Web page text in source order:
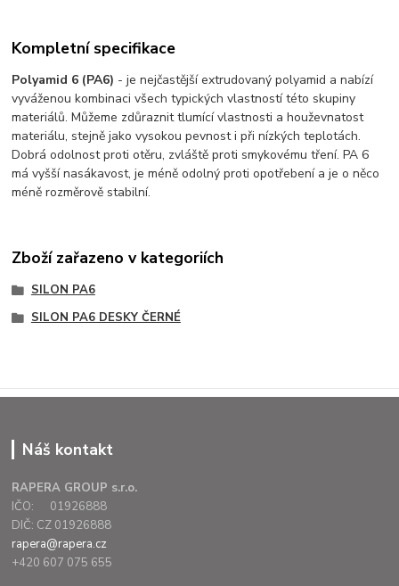
Kompletní specifikace
Polyamid 6 (PA6) - je nejčastější extrudovaný polyamid a nabízí
vyváženou kombinaci všech typických vlastností této skupiny
materiálů. Můžeme zdůraznit tlumící vlastnosti a houževnatost
materiálu, stejně jako vysokou pevnost i při nízkých teplotách.
Dobrá odolnost proti otěru, zvláště proti smykovému tření. PA 6
má vyšší nasákavost, je méně odolný proti opotřebení a je o něco
méně rozměrově stabilní.
Zboží zařazeno v kategoriích
SILON PA6
SILON PA6 DESKY ČERNÉ
Náš kontakt
RAPERA GROUP s.r.o.
IČO: 01926888
DIČ: CZ 01926888
rapera@rapera.cz
+420 607 075 655